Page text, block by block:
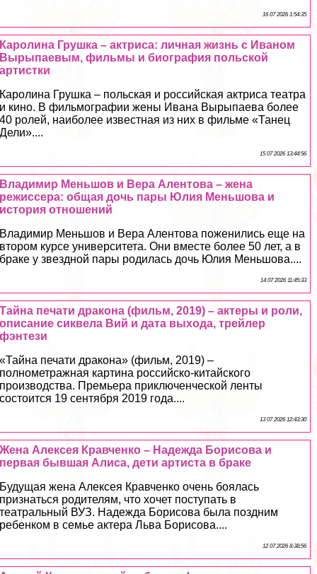
16 07 2026 1:54:35
Каролина Грушка – актриса: личная жизнь с Иваном
Вырыпаевым, фильмы и биография польской
артистки
Каролина Грушка – польская и российская актриса театра
и кино. В фильмографии жены Ивана Вырыпаева более
40 ролей, наиболее известная из них в фильме «Танец
Дели»....
15 07 2026 13:44:56
Владимир Меньшов и Вера Алентова – жена
режиссера: общая дочь пары Юлия Меньшова и
история отношений
Владимир Меньшов и Вера Алентова поженились еще на
втором курсе университета. Они вместе более 50 лет, а в
бpaке у звездной пары родилась дочь Юлия Меньшова....
14 07 2026 11:45:33
Тайна печати дpaкона (фильм, 2019) – актеры и роли,
описание сиквела Вий и дата выхода, трейлер
фэнтези
«Тайна печати дpaкона» (фильм, 2019) –
полнометражная картина российско-китайского
производства. Премьера приключенческой ленты
состоится 19 сентября 2019 года....
13 07 2026 12:43:30
Жена Алексея Кравченко – Надежда Борисова и
первая бывшая Алиса, дети артиста в бpaке
Будущая жена Алексея Кравченко очень боялась
признаться родителям, что хочет поступать в
театральный ВУЗ. Надежда Борисова была поздним
ребенком в семье актера Льва Борисова....
12 07 2026 8:38:56